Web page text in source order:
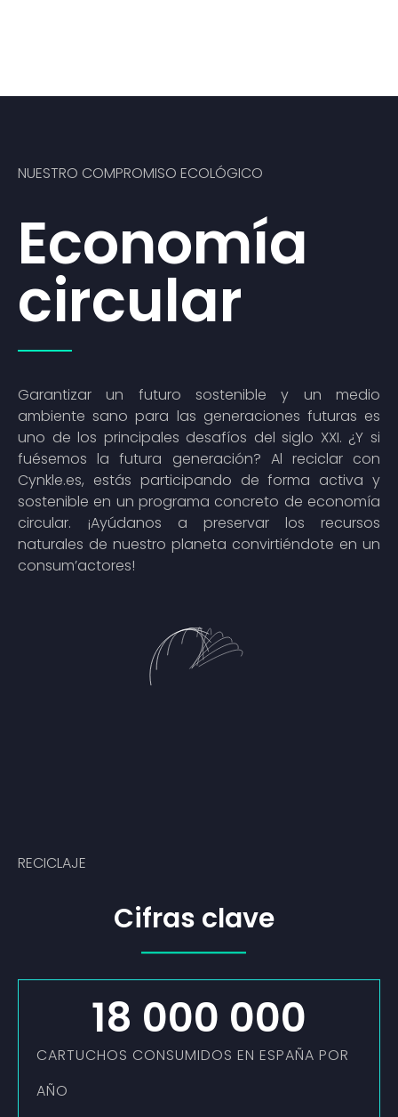
NUESTRO COMPROMISO ECOLÓGICO
Economía
circular
Garantizar un futuro sostenible y un medio
ambiente sano para las generaciones futuras es
uno de los principales desafíos del siglo XXI. ¿Y si
fuésemos la futura generación? Al reciclar con
Cynkle.es, estás participando de forma activa y
sostenible en un programa concreto de economía
circular. ¡Ayúdanos a preservar los recursos
naturales de nuestro planeta convirtiéndote en un
consum’actores!
RECICLAJE
Cifras clave
CARTUCHOS CONSUMIDOS EN ESPAÑA POR
AÑO
18 000 000